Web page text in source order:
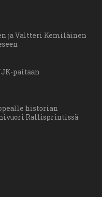
ja Valtteri Kemiläinen
paitaan
historian
Rallisprintissä